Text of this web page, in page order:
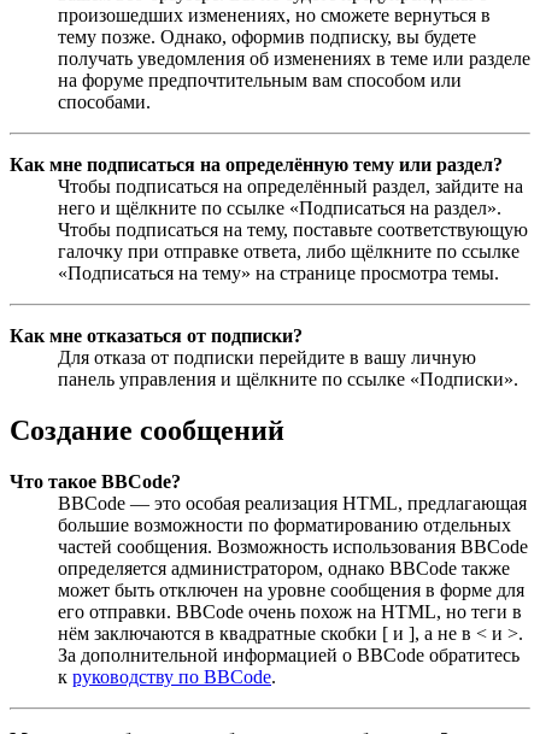
произошедших изменениях, но сможете вернуться в
тему позже. Однако, оформив подписку, вы будете
получать уведомления об изменениях в теме или разделе
на форуме предпочтительным вам способом или
способами.
Как мне подписаться на определённую тему или раздел?
Чтобы подписаться на определённый раздел, зайдите на
него и щёлкните по ссылке «Подписаться на раздел».
Чтобы подписаться на тему, поставьте соответствующую
галочку при отправке ответа, либо щёлкните по ссылке
«Подписаться на тему» на странице просмотра темы.
Как мне отказаться от подписки?
Для отказа от подписки перейдите в вашу личную
панель управления и щёлкните по ссылке «Подписки».
Создание сообщений
Что такое BBCode?
BBCode — это особая реализация HTML, предлагающая
большие возможности по форматированию отдельных
частей сообщения. Возможность использования BBCode
определяется администратором, однако BBCode также
может быть отключен на уровне сообщения в форме для
его отправки. BBCode очень похож на HTML, но теги в
нём заключаются в квадратные скобки [ и ], а не в < и >.
За дополнительной информацией о BBCode обратитесь
к руководству по BBCode.